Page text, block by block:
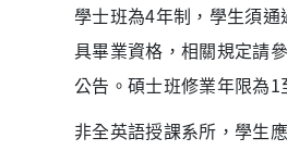
學士班為4年制，學生須
具畢業資格，相關規定請
公告。碩士班修業年限為1
非全英語授課系所，學生